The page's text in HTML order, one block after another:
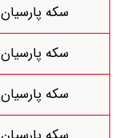
سکه پارسیان ۰/۴۰۰
سکه پارسیان ۰/۵۰۰
سکه پارسیان ۰/۶۰۰